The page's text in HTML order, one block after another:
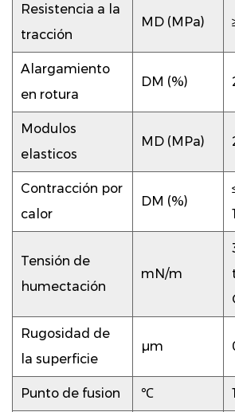
Resistencia a la
tracción
MD (MPa)
Alargamiento
en rotura
DM (%)
Modulos
elasticos
MD (MPa)
Contracción por
calor
DM (%)
Tensión de
humectación
mN/m
Rugosidad de
la superficie
µm
Punto de fusion ℃